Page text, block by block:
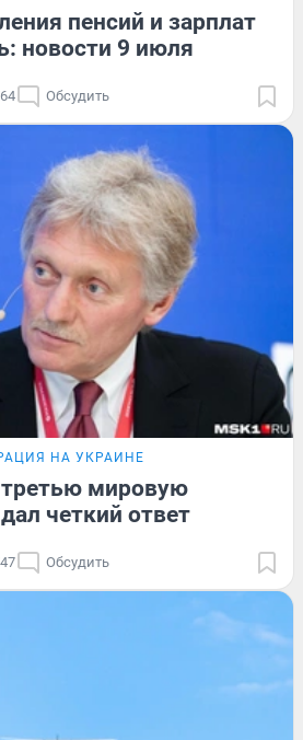
пенсий и зарплат
новости 9 июля
Обсудить
НА УКРАИНЕ
третью мировую
четкий ответ
Обсудить